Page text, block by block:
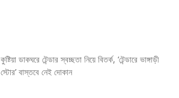
কুষ্টিয়া ডাকঘরে টেন্ডার স্বচ্ছতা নিয়ে বিতর্ক, ‘টেন্ডারে ভাঙ্গাড়ী
স্টোর’ বাস্তবে নেই দোকান